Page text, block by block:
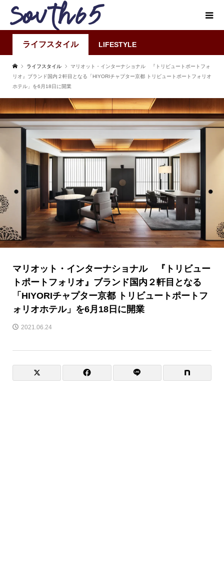
ライフスタイル LIFESTYLE
ライフスタイル
マリオット・インターナショナル 『トリビュートポートフォ
リオ』ブランド国内２軒目となる「HIYORIチャプター京都 トリビュートポートフォリオ
ホテル」を6月18日に開業
マリオット・インターナショナル 『トリビュー
トポートフォリオ』ブランド国内２軒目となる
「HIYORIチャプター京都 トリビュートポートフ
ォリオホテル」を6月18日に開業
2021.06.24